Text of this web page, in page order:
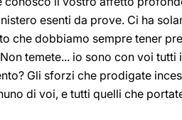
esenti da prove. Ci ha
che dobbiamo sempre tener
temete... io sono con voi tutti
Gli sforzi che prodigate
di voi, e tutti quelli che